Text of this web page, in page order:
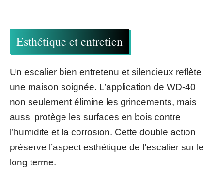
Esthétique et entretien
Un escalier bien entretenu et silencieux reflète
une maison soignée. L’application de WD-40
non seulement élimine les grincements, mais
aussi protège les surfaces en bois contre
l’humidité et la corrosion. Cette double action
préserve l’aspect esthétique de l’escalier sur le
long terme.